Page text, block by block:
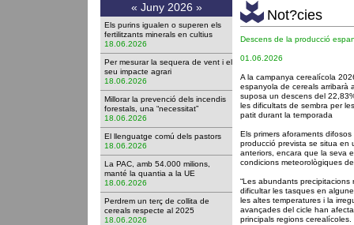
« Juny 2026 »
Els purins igualen o superen els
fertilitzants minerals en cultius
18.06.2026
Per mesurar la sequera de vent i el
seu impacte agrari
18.06.2026
Millorar la prevenció dels incendis
forestals, una “necessitat”
18.06.2026
El llenguatge comú dels pastors
18.06.2026
La PAC, amb 54.000 milions,
manté la quantia a la UE
18.06.2026
Perdrem un terç de collita de
cereals respecte al 2025
18.06.2026
Not?cies
Descens de la producció
01.06.2026
A la campanya cerealícola
espanyola de cereals arribarà
suposa un descens del
les dificultats de sembra per
patit durant la temporada
Els primers aforaments
producció prevista se situa en
anteriors, encara que la seva
condicions meteorològiques
“Les abundants
dificultar les tasques en
les altes temperatures i la
avançades del cicle han
principals regions cerealícoles.